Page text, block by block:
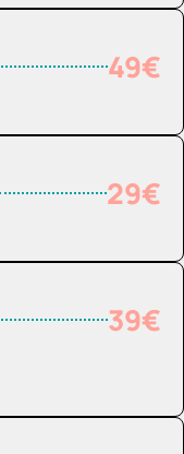
49€
29€
39€